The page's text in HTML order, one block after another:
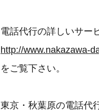
電話代行の詳しいサー
http://www.nakazawa-
をご覧下さい。
東京・秋葉原の電話代